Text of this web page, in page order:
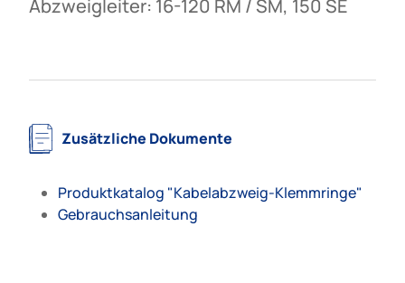
Abzweigleiter: 16-120 RM / SM, 150 SE
Zusätzliche Dokumente
Produktkatalog "Kabelabzweig-Klemmringe"
Gebrauchsanleitung